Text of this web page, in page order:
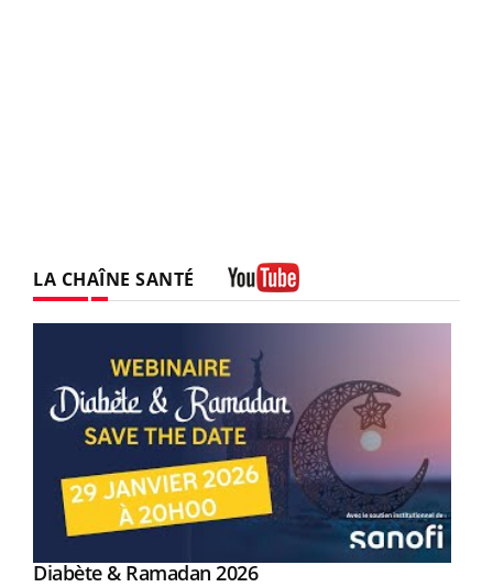
LA CHAÎNE SANTÉ
Youtube
Diabète & Ramadan 2026Youtube